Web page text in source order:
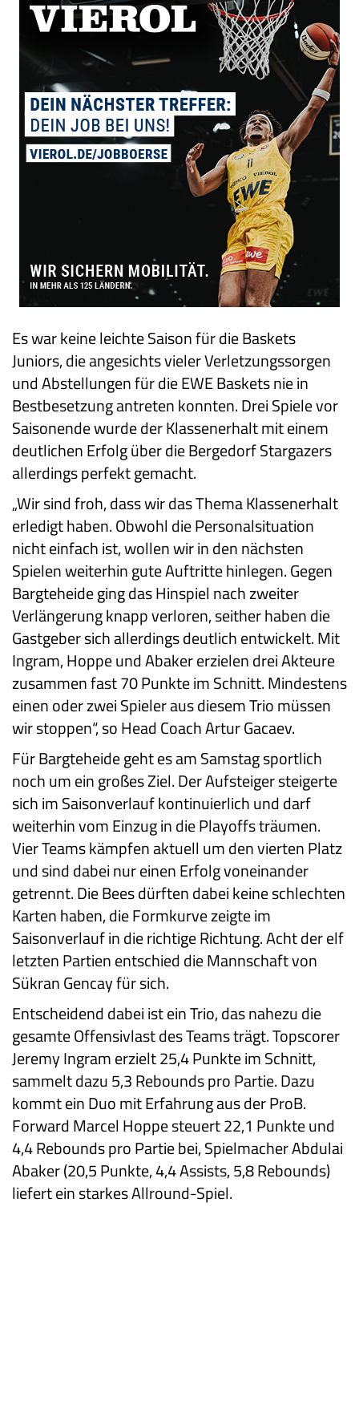
Es war keine leichte Saison für die Baskets
Juniors, die angesichts vieler Verletzungssorgen
und Abstellungen für die EWE Baskets nie in
Bestbesetzung antreten konnten. Drei Spiele vor
Saisonende wurde der Klassenerhalt mit einem
deutlichen Erfolg über die Bergedorf Stargazers
allerdings perfekt gemacht.
„Wir sind froh, dass wir das Thema Klassenerhalt
erledigt haben. Obwohl die Personalsituation
nicht einfach ist, wollen wir in den nächsten
Spielen weiterhin gute Auftritte hinlegen. Gegen
Bargteheide ging das Hinspiel nach zweiter
Verlängerung knapp verloren, seither haben die
Gastgeber sich allerdings deutlich entwickelt. Mit
Ingram, Hoppe und Abaker erzielen drei Akteure
zusammen fast 70 Punkte im Schnitt. Mindestens
einen oder zwei Spieler aus diesem Trio müssen
wir stoppen“, so Head Coach Artur Gacaev.
Für Bargteheide geht es am Samstag sportlich
noch um ein großes Ziel. Der Aufsteiger steigerte
sich im Saisonverlauf kontinuierlich und darf
weiterhin vom Einzug in die Playoffs träumen.
Vier Teams kämpfen aktuell um den vierten Platz
und sind dabei nur einen Erfolg voneinander
getrennt. Die Bees dürften dabei keine schlechten
Karten haben, die Formkurve zeigte im
Saisonverlauf in die richtige Richtung. Acht der elf
letzten Partien entschied die Mannschaft von
Sükran Gencay für sich.
Entscheidend dabei ist ein Trio, das nahezu die
gesamte Offensivlast des Teams trägt. Topscorer
Jeremy Ingram erzielt 25,4 Punkte im Schnitt,
sammelt dazu 5,3 Rebounds pro Partie. Dazu
kommt ein Duo mit Erfahrung aus der ProB.
Forward Marcel Hoppe steuert 22,1 Punkte und
4,4 Rebounds pro Partie bei, Spielmacher Abdulai
Abaker (20,5 Punkte, 4,4 Assists, 5,8 Rebounds)
liefert ein starkes Allround-Spiel.